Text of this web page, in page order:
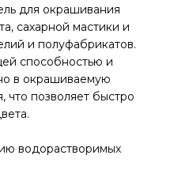
для окрашивания
сахарной мастики и
и полуфабрикатов.
способностью и
в окрашиваемую
что позволяет быстро
водорастворимых